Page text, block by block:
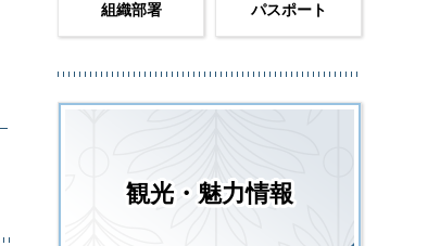
組織部署 パスポート
観光・魅力情報